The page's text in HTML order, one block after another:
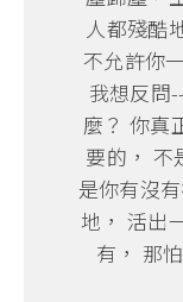
人都殘酷
不允許你
我想反問
麼？ 你真
要的， 不
是你有沒
地， 活出
有， 那